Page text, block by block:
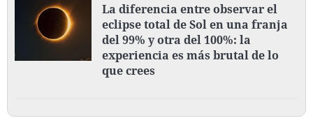
La diferencia entre observar el
eclipse total de Sol en una franja
del 99% y otra del 100%: la
experiencia es más brutal de lo
que crees